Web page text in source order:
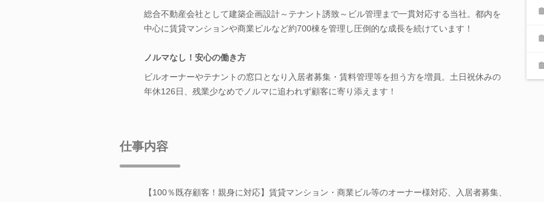
総合不動産会社として建築企画設計～テナント誘致～ビル管理まで一貫対応する当社。都内を
中心に賃貸マンションや商業ビルなど約700棟を管理し圧倒的な成長を続けています！
ノルマなし！安心の働き方
ビルオーナーやテナントの窓口となり入居者募集・賃料管理等を担う方を増員。土日祝休みの
年休126日、残業少なめでノルマに追われず顧客に寄り添えます！
仕事内容
【100％既存顧客！親身に対応】賃貸マンション・商業ビル等のオーナー様対応、入居者募集、